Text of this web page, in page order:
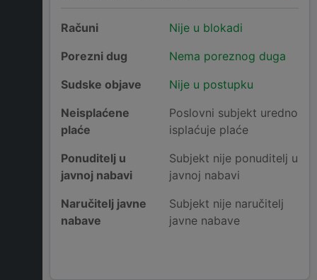
Računi
Nije u blokadi
Porezni dug
Nema poreznog duga
Sudske objave
Nije u postupku
Neisplaćene
plaće
Poslovni subjekt uredno
isplaćuje plaće
Ponuditelj u
javnoj nabavi
Subjekt nije ponuditelj u
javnoj nabavi
Naručitelj javne
nabave
Subjekt nije naručitelj
javne nabave